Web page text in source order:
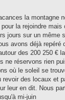
la montagne
la rejoindre mais
jours sur un même
avons déjà repéré
des 200 250 €
ne réservons rien
où le soleil se
des locaux et
leur en dit. Nous
mi-juin